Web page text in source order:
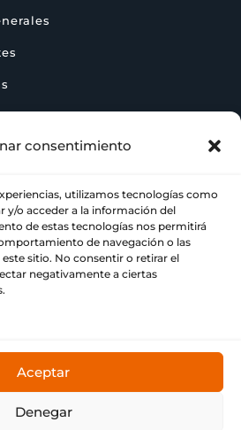
consentimiento
utilizamos tecnologías como
y/o acceder a la información del
de estas tecnologías nos permitirá
de navegación o las
sitio. No consentir o retirar el
negativamente a ciertas
Aceptar
Denegar
255
Fiveller, 24, BAJO, 08940
Hospitalet ❤ Tu imprenta de